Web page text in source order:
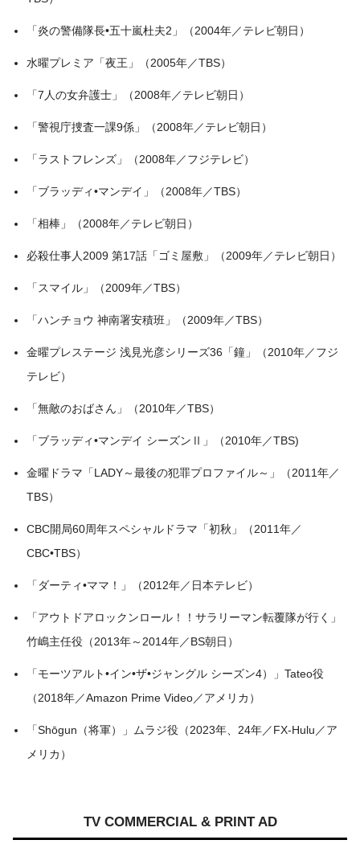
「炎の警備隊長•五十嵐杜夫2」（2004年／テレビ朝日）
水曜プレミア「夜王」（2005年／TBS）
「7人の女弁護士」（2008年／テレビ朝日）
「警視庁捜査一課9係」（2008年／テレビ朝日）
「ラストフレンズ」（2008年／フジテレビ）
「ブラッディ•マンデイ」（2008年／TBS）
「相棒」（2008年／テレビ朝日）
必殺仕事人2009 第17話「ゴミ屋敷」（2009年／テレビ朝日）
「スマイル」（2009年／TBS）
「ハンチョウ 神南署安積班」（2009年／TBS）
金曜プレステージ 浅見光彦シリーズ36「鐘」（2010年／フジ
テレビ）
「無敵のおばさん」（2010年／TBS）
「ブラッディ•マンデイ シーズンⅡ」（2010年／TBS)
金曜ドラマ「LADY～最後の犯罪プロファイル～」（2011年／
TBS）
CBC開局60周年スペシャルドラマ「初秋」（2011年／
CBC•TBS）
「ダーティ•ママ！」（2012年／日本テレビ）
「アウトドアロックンロール！！サラリーマン転覆隊が行く」
竹嶋主任役（2013年～2014年／BS朝日）
「モーツアルト•イン•ザ•ジャングル シーズン4）」Tateo役
（2018年／Amazon Prime Video／アメリカ）
「Shōgun（将軍）」ムラジ役（2023年、24年／FX-Hulu／ア
メリカ）
TV COMMERCIAL & PRINT AD